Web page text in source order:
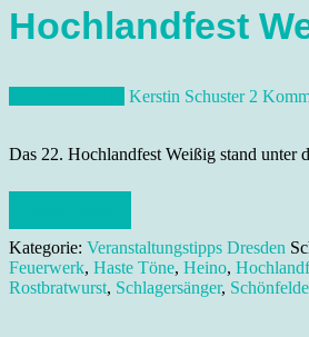
Hochlandfest
Kerstin Schuster 2
Das 22. Hochlandfest Weißig stand unter
Kategorie: Veranstaltungstipps Dresden
Feuerwerk, Haste Töne, Heino,
Rostbratwurst, Schlagersänger,